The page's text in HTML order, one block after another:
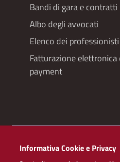
Bandi di gara e contratti
Albo degli avvocati
Elenco dei professionisti
Fatturazione elettronica
payment
Redazioneweb
Informativa Cookie e Privacy